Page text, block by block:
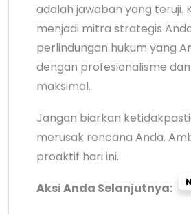
adalah jawaban yang teruji.
menjadi mitra strategis
perlindungan hukum yang
dengan profesionalisme
maksimal.
Jangan biarkan
merusak rencana Anda.
proaktif hari ini.
Aksi Anda Selanjutnya: